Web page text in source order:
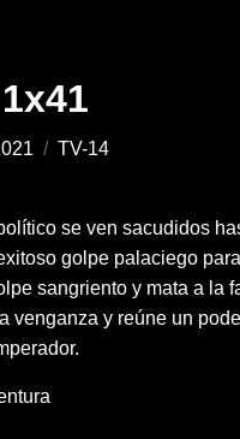
/ TV-14
se ven sacudidos
golpe palaciego
sangriento y mata a la
venganza y reúne un